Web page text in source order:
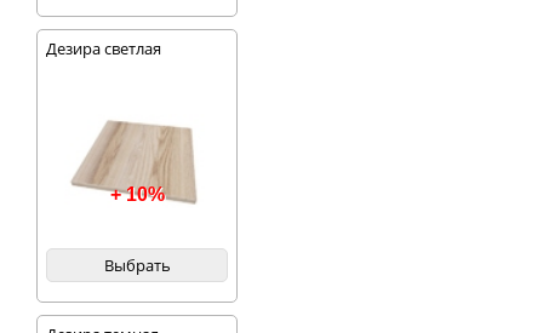
Дезира светлая
+ 10%
Выбрать